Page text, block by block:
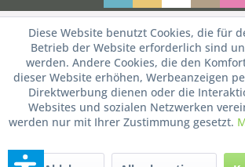
Diese Website benutzt Cookies, die für
Betrieb der Website erforderlich sind
werden. Andere Cookies, die den
dieser Website erhöhen, Werbeanzeigen
Direktwerbung dienen oder die
Websites und sozialen Netzwerken
werden nur mit Ihrer Zustimmung gesetzt.